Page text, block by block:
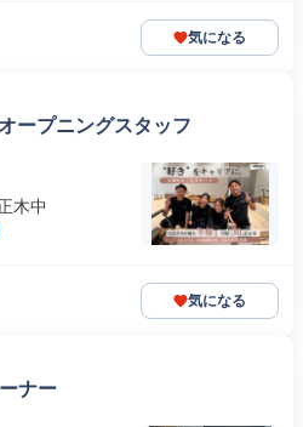
気になる
ープニングスタッフ
木中
気になる
ナー